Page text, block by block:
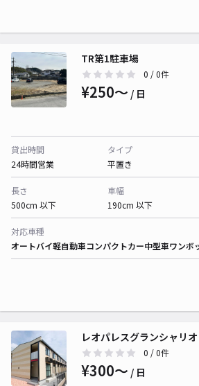
TR第1駐車場
0 / 0件
¥250〜 / 日
貸出時間
24時間営業
タイプ
平置き
長さ
500cm 以下
車幅
190cm 以下
対応車種
オートバイ軽自動車コンパクトカー中型車ワンボ
レオパレスグランシャリ
0 / 0件
¥300〜 / 日